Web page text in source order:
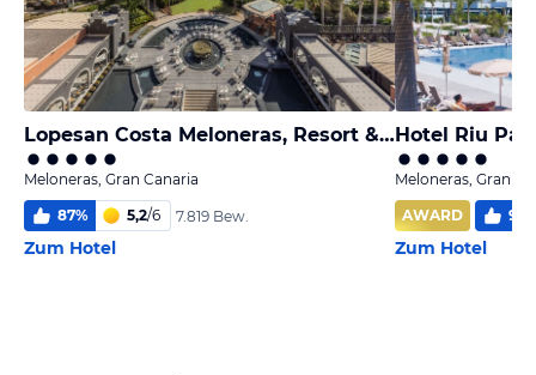
Lopesan Costa Meloneras, Resort & Spa
Meloneras, Gran Canaria
87% 5,2/6 7.819 Bew.
Zum Hotel
Hotel Riu
Meloneras, Gran
AWARD
98
Zum Hotel